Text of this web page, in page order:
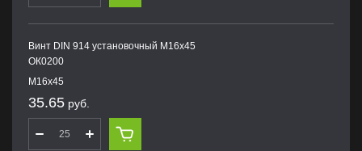
Винт DIN 914 установочный М16х45
ОК0200
М16х45
35.65 руб.